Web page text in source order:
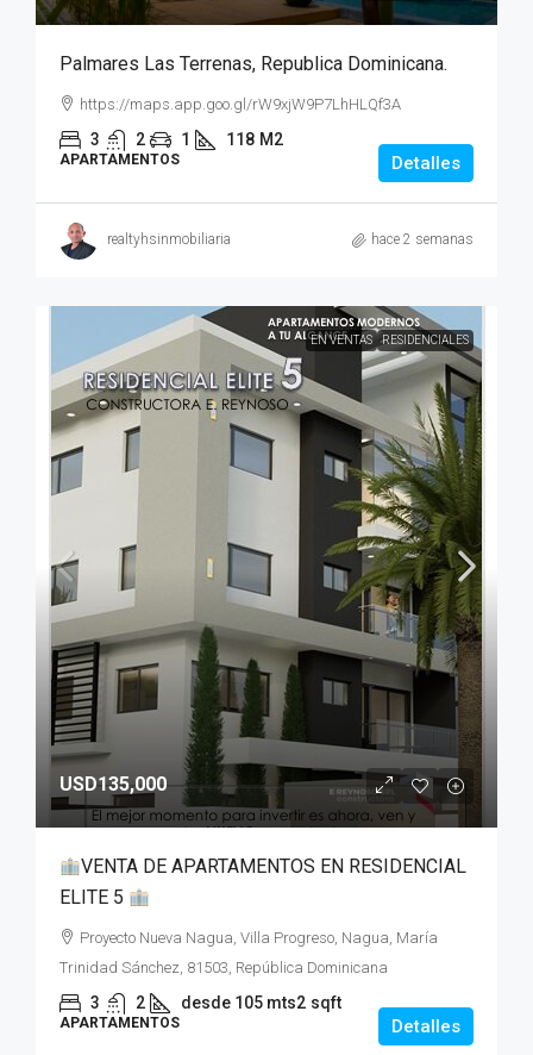
Palmares Las Terrenas, Republica Dominicana.
https://maps.app.goo.gl/rW9xjW9P7LhHLQf3A
3 2 1 118 M2
APARTAMENTOS Detalles
realtyhsinmobiliaria hace 2 semanas
EN VENTAS RESIDENCIALES
USD135,000
VENTA DE APARTAMENTOS EN RESIDENCIAL
ELITE 5
Proyecto Nueva Nagua, Villa Progreso, Nagua, María
Trinidad Sánchez, 81503, República Dominicana
3 2 desde 105 mts2 sqft
APARTAMENTOS Detalles